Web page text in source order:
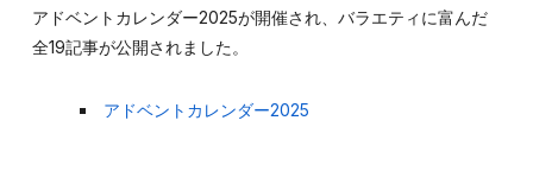
アドベントカレンダー2025が開催され、バラエティに富んだ
全19記事が公開されました。
アドベントカレンダー2025